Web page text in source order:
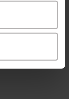
Jørn Lier Horst